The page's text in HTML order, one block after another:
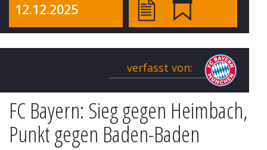
12.12.2025
verfasst von:
FC Bayern: Sieg gegen Heimbach,
Punkt gegen Baden-Baden